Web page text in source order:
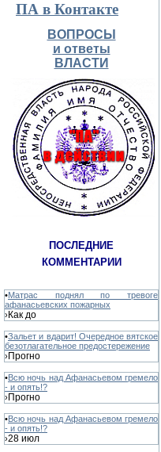
ПА в Контакте
ВОПРОСЫ
и ответы
ВЛАСТИ
ПОСЛЕДНИЕ
КОММЕНТАРИИ
•Матрас поднял по тревоге
афанасьевских пожарных
›Как до
•Зальет и вдарит! Очередное вятское
безотлагательное предостережение
›Прогно
•Всю ночь над Афанасьевом гремело
- и опять!?
›Прогно
•Всю ночь над Афанасьевом гремело
- и опять!?
›28 июл